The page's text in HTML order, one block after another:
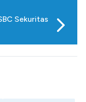
Sekuritas